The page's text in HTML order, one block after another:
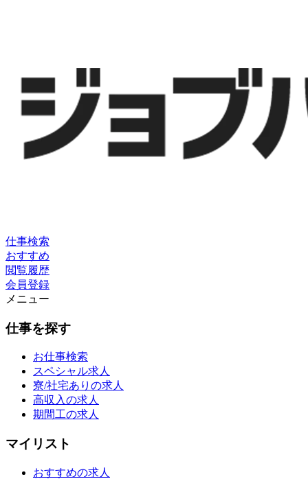
仕事検索
おすすめ
閲覧履歴
会員登録
メニュー
仕事を探す
お仕事検索
スペシャル求人
寮/社宅ありの求人
高収入の求人
期間工の求人
マイリスト
おすすめの求人